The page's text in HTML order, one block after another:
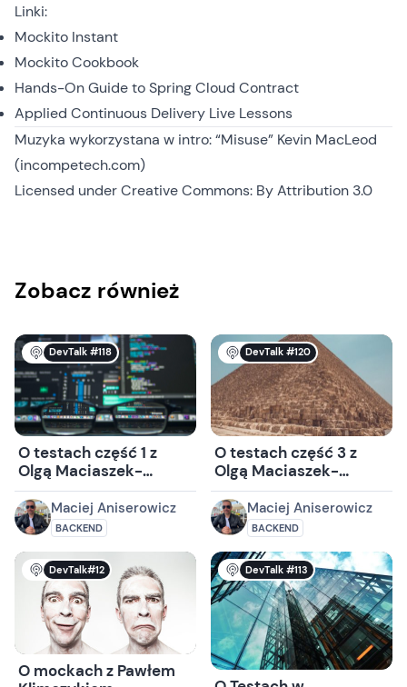
Linki:
Mockito Instant
Mockito Cookbook
Hands-On Guide to Spring Cloud Contract
Applied Continuous Delivery Live Lessons
Muzyka wykorzystana w intro: “Misuse” Kevin MacLeod
(incompetech.com)
Licensed underCreative Commons: By Attribution 3.0
Zobacz również
DevTalk #118
O testach część 1 z
Olgą Maciaszek-
Sharmą i Marcinem
Grzejszczakiem
Maciej Aniserowicz
BACKEND
DevTalk #120
O testach część 3 z
Olgą Maciaszek-
Sharmą
Maciej Aniserowicz
BACKEND
DevTalk#12
O mockach z Pawłem
DevTalk #113